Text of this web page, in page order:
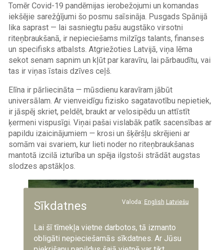
Tomēr Covid-19 pandēmijas ierobežojumi un komandas
iekšējie sarežģījumi šo posmu saīsināja. Pusgads Spānijā
lika saprast — lai sasniegtu pašu augstāko virsotni
riteņbraukšanā, ir nepieciešams milzīgs talants, finanses
un specifisks atbalsts. Atgriežoties Latvijā, viņa lēma
sekot senam sapnim un kļūt par karavīru, lai pārbaudītu, vai
tas ir viņas īstais dzīves ceļš.
Elīna ir pārliecināta — mūsdienu karavīram jābūt
universālam. Ar vienveidīgu fizisko sagatavotību nepietiek,
ir jāspēj skriet, peldēt, braukt ar velosipēdu un attīstīt
ķermeni vispusīgi. Viņai pašai vislabāk patīk sacensības ar
papildu izaicinājumiem — krosi un šķēršļu skrējieni ar
somām vai svariem, kur lieti noder no riteņbraukšanas
mantotā izcilā izturība un spēja ilgstoši strādāt augstas
slodzes apstākļos.
Image
Sīkdatnes Valoda: English Latviešu
Lai šī tīmekļa vietne darbotos, tā izmanto
obligāti nepieciešamās sīkdatnes. Ar Jūsu